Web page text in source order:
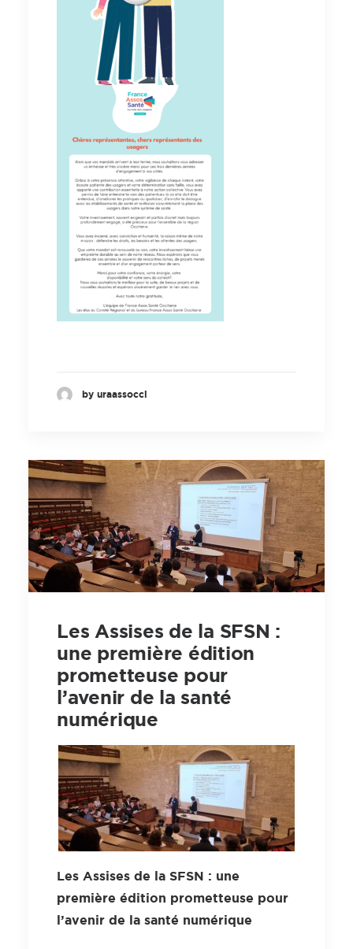
by uraassocci
Les Assises de la SFSN :
une première édition
prometteuse pour
l’avenir de la santé
numérique
Les Assises de la SFSN : une
première édition prometteuse pour
l’avenir de la santé numérique